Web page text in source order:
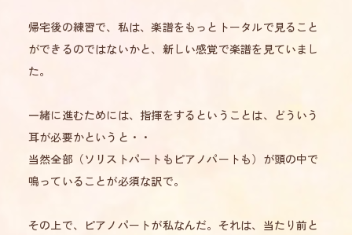
帰宅後の練習で、私は、楽譜をもっとトータルで見ること
ができるのではないかと、新しい感覚で楽譜を見ていまし
た。
一緒に進むためには、指揮をするということは、どういう
耳が必要かというと・・
当然全部（ソリストパートもピアノパートも）が頭の中で
鳴っていることが必須な訳で。
その上で、ピアノパートが私なんだ。それは、当たり前と